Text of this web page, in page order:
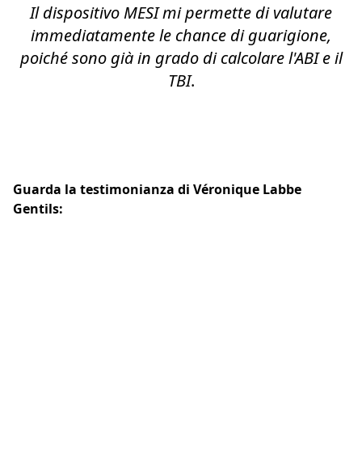
Il dispositivo MESI mi permette di valutare
immediatamente le chance di guarigione,
poiché sono già in grado di calcolare l'ABI e il
TBI.
Guarda la testimonianza di Véronique Labbe
Gentils: